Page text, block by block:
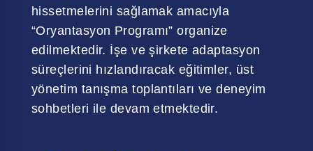
hissetmelerini sağlamak amacıyla
“Oryantasyon Programı” organize
edilmektedir. İşe ve şirkete adaptasyon
süreçlerini hızlandıracak eğitimler, üst
yönetim tanışma toplantıları ve deneyim
sohbetleri ile devam etmektedir.